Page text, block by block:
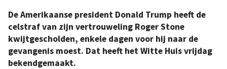
De Amerikaanse president Donald Trump heeft de
celstraf van zijn vertrouweling Roger Stone
kwijtgescholden, enkele dagen voor hij naar de
gevangenis moest. Dat heeft het Witte Huis vrijdag
bekendgemaakt.